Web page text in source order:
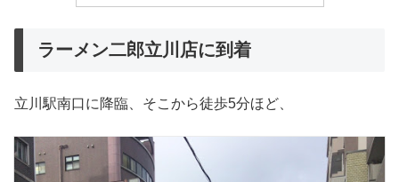
ラーメン二郎立川店に到着
立川駅南口に降臨、そこから徒歩5分ほど、